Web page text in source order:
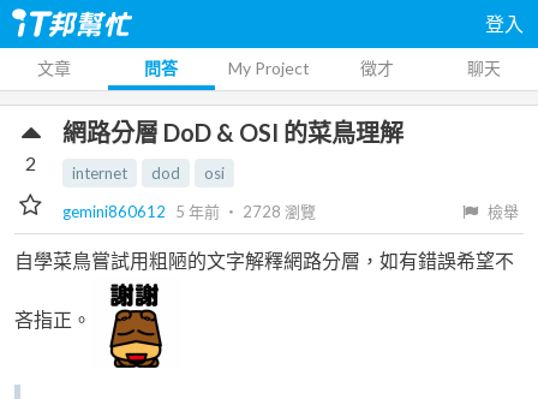
登入
文章 問答 My Project 徵才 聊天
網路分層 DoD & OSI 的菜鳥理解
internet dod
osi
gemini860612
5 年前 ‧ 2728 瀏覽 檢舉
2
自學菜鳥嘗試用粗陋的文字解釋網路分層，如有錯誤希望不
吝指正。